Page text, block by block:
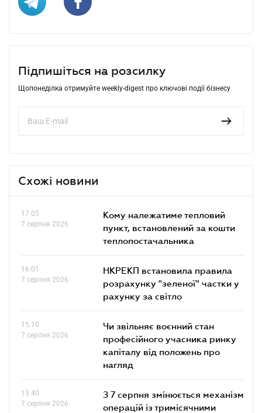
Підпишіться на розсилку
Щопонеділка отримуйте weekly-digest про ключові події бізнесу
Схожі новини
17.05
7 серпня 2026
Кому належатиме тепловий
пункт, встановлений за кошти
теплопостачальника
16.01
7 серпня 2026
НКРЕКП встановила правила
розрахунку "зеленої" частки у
рахунку за світло
15.10
7 серпня 2026
Чи звільняє воєнний стан
професійного учасника ринку
капіталу від положень про
нагляд
13.40
7 серпня 2026
З 7 серпня змінюється механізм
операцій із тримісячними